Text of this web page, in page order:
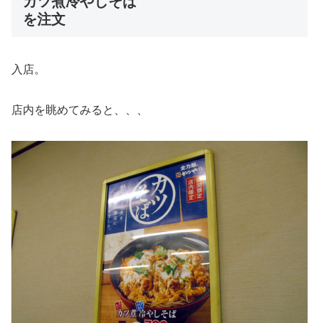
を注文
入店。
店内を眺めてみると、、、